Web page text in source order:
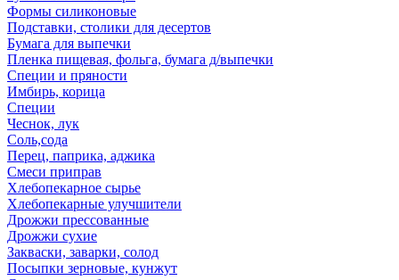
Формы силиконовые
Подставки, столики для десертов
Бумага для выпечки
Пленка пищевая, фольга, бумага д/выпечки
Специи и пряности
Имбирь, корица
Специи
Чеснок, лук
Соль,сода
Перец, паприка, аджика
Смеси приправ
Хлебопекарное сырье
Хлебопекарные улучшители
Дрожжи прессованные
Дрожжи сухие
Закваски, заварки, солод
Посыпки зерновые, кунжут